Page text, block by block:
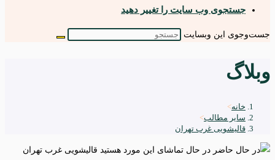
جستجوی وب سایت را تغییر دهید
جست‌وجوی این وبسایت
وبلاگ
خانه>
سایر مطالب>
قالیشویی غرب تهران